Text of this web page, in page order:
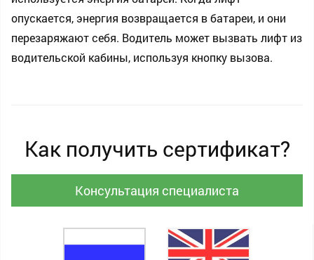
опускается, энергия возвращается в батареи, и они
перезаряжают себя. Водитель может вызвать лифт из
водительской кабины, используя кнопку вызова.
Как получить сертификат?
Консультация специалиста